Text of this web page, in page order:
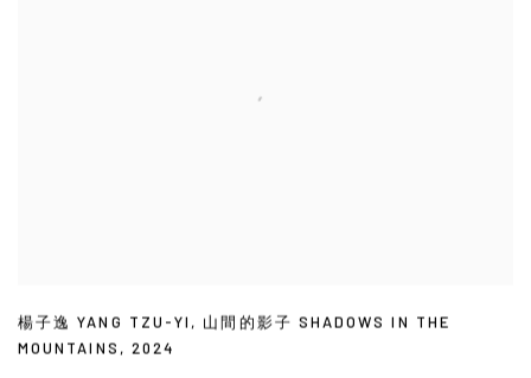
楊子逸 YANG TZU-YI , 山間的影子 SHADOWS IN THE
MOUNTAINS , 2024